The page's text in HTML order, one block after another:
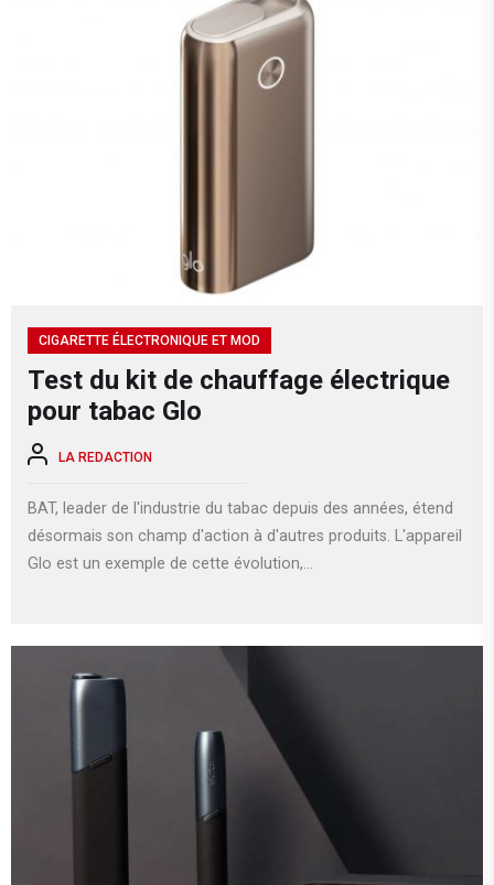
CIGARETTE ÉLECTRONIQUE ET MOD
Test du kit de chauffage électrique
pour tabac Glo
LA REDACTION
BAT, leader de l'industrie du tabac depuis des années, étend
désormais son champ d'action à d'autres produits. L'appareil
Glo est un exemple de cette évolution,...